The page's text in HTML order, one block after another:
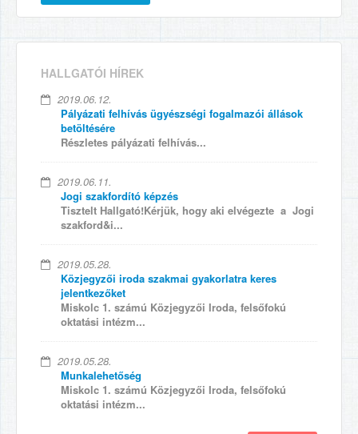
HALLGATÓI HÍREK
2019.06.12.
Pályázati felhívás ügyészségi fogalmazói állások
betöltésére
Részletes pályázati felhívás...
2019.06.11.
Jogi szakfordító képzés
Tisztelt Hallgató!Kérjük, hogy aki elvégezte a Jogi
szakford&i...
2019.05.28.
Közjegyzői iroda szakmai gyakorlatra keres
jelentkezőket
Miskolc 1. számú Közjegyzői Iroda, felsőfokú
oktatási intézm...
2019.05.28.
Munkalehetőség
Miskolc 1. számú Közjegyzői Iroda, felsőfokú
oktatási intézm...